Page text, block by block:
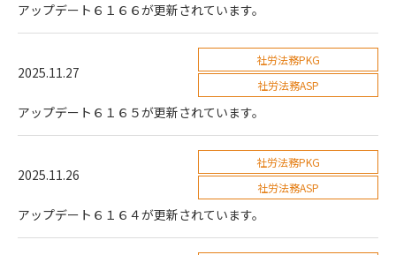
アップデート６１６６が更新されています。
2025.11.27
社労法務PKG
社労法務ASP
アップデート６１６５が更新されています。
2025.11.26
社労法務PKG
社労法務ASP
アップデート６１６４が更新されています。